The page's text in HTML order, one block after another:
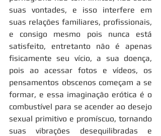
suas vontades, e isso interfere em
suas relações familiares, profissionais,
e consigo mesmo pois nunca está
satisfeito, entretanto não é apenas
fisicamente seu vício, a sua doença,
pois ao acessar fotos e vídeos, os
pensamentos obscenos começam a se
formar, e essa imaginação erótica é o
combustível para se acender ao desejo
sexual primitivo e promíscuo, tornando
suas vibrações desequilibradas e